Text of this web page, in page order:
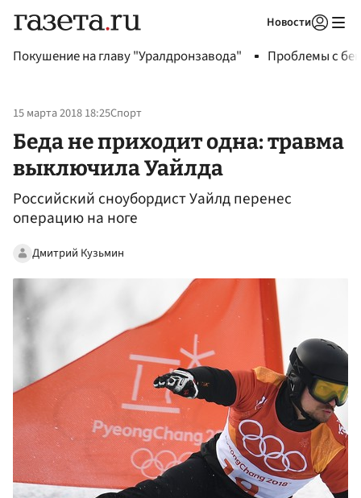
Новости
Покушение на главу "Уралдронзавода" Проблемы с
15 марта 2018 18:25Спорт
Беда не приходит одна: травма
выключила Уайлда
Российский сноубордист Уайлд перенес
операцию на ноге
Дмитрий Кузьмин